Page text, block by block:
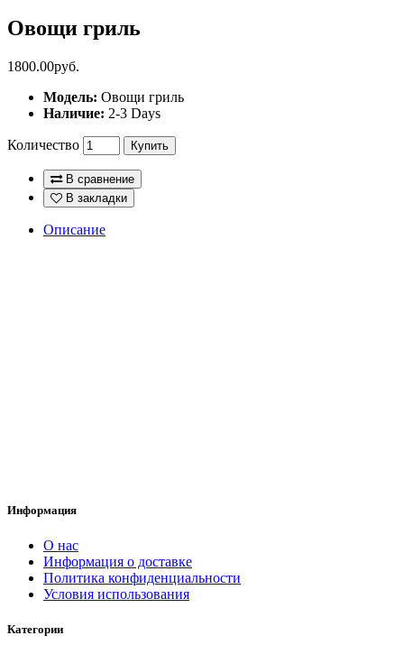
Овощи гриль
1800.00руб.
Модель: Овощи гриль
Наличие: 2-3 Days
Количество Купить
В сравнение
В закладки
Описание
Информация
O нас
Информация о доставке
Политика конфиденциальности
Условия использования
Категории